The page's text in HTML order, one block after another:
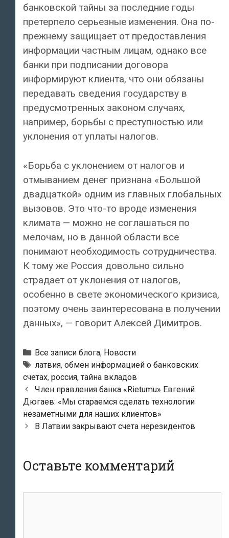
банковской тайны за последние годы
претерпело серьезные изменения. Она по-
прежнему защищает от предоставления
информации частным лицам, однако все
банки при подписании договора
информируют клиента, что они обязаны
передавать сведения государству в
предусмотренных законом случаях,
например, борьбы с преступностью или
уклонения от уплаты налогов.
«Борьба с уклонением от налогов и
отмыванием денег признана «Большой
двадцаткой» одним из главных глобальных
вызовов. Это что-то вроде изменения
климата — можно не соглашаться по
мелочам, но в данной области все
понимают необходимость сотрудничества.
К тому же Россия довольно сильно
страдает от уклонения от налогов,
особенно в свете экономического кризиса,
поэтому очень заинтересована в получении
данных», — говорит Алексей Димитров.
Рубрики
Все записи блога, Новости
Тэги
латвия, обмен информацией о банковских
счетах, россия,тайна вкладов
Навигация
по
записям
Член правления банка «Rietumu» Евгений
Дюгаев: «Мы стараемся сделать технологии
незаметными для наших клиентов»
В Латвии закрывают счета нерезидентов
Оставьте комментарий